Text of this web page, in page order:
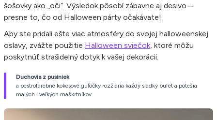
šošovky ako „oči“. Výsledok pôsobí zábavne aj desivo –
presne to, čo od Halloween párty očakávate!
Aby ste pridali ešte viac atmosféry do svojej halloweenskej
oslavy, zvážte použitie Halloween sviečok , ktoré môžu
poskytnúť strašidelný dotyk k vašej dekorácii.
Duchovia z pusiniek
a pestrofarebné kokosové guľôčky rozžiaria každý sladký bufet a potešia
malých i veľkých maškrtníkov.